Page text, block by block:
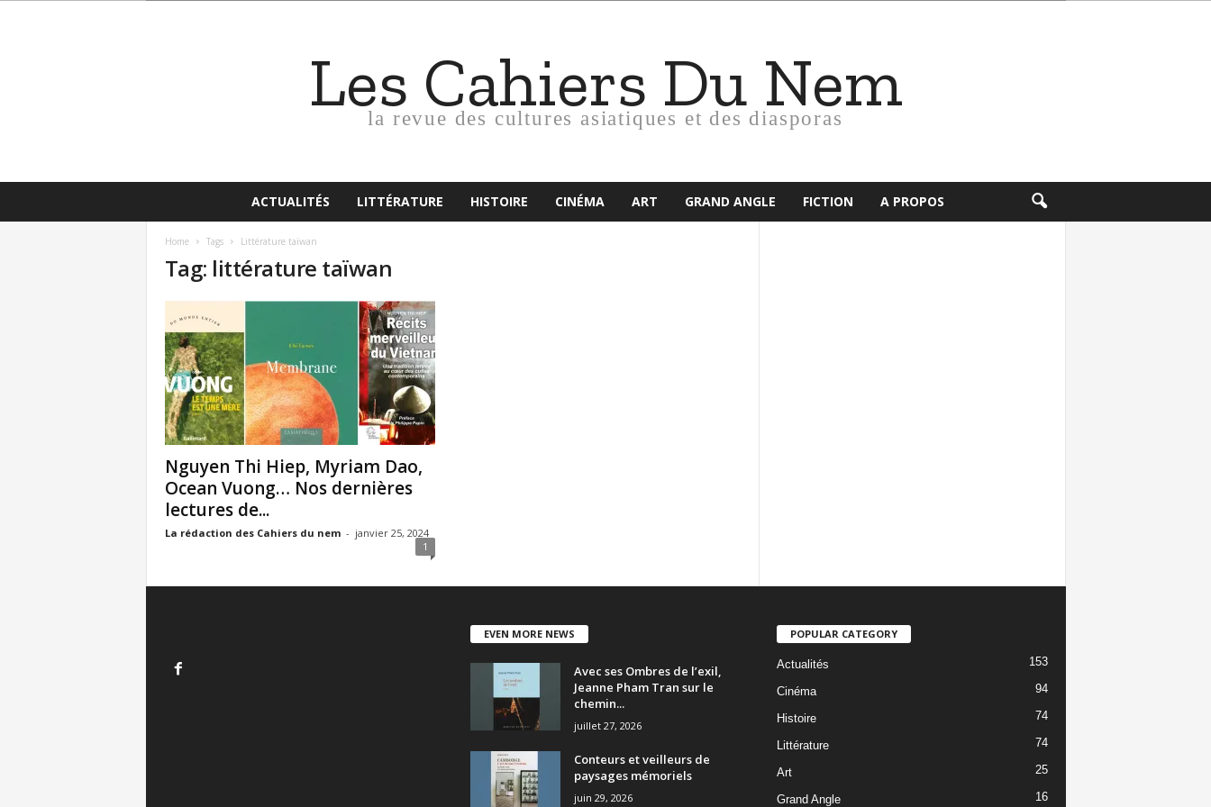
Les Cahiers Du Nem
la revue des cultures asiatiques et des diasporas
ACTUALITÉS LITTÉRATURE HISTOIRE CINÉMA ART GRAND ANGLE FICTION A PROPOS
Home Tags Littérature taïwan
Tag: littérature taïwan
Nguyen Thi Hiep, Myriam Dao,
Ocean Vuong… Nos dernières
lectures de...
La rédaction des Cahiers du nem - janvier 25, 2024
1
EVEN MORE NEWS
Avec ses Ombres de l’exil,
Jeanne Pham Tran sur le
chemin...
juillet 27, 2026
Conteurs et veilleurs de
paysages mémoriels
juin 29, 2026
POPULAR CATEGORY
Actualités 153
Cinéma 94
Histoire 74
Littérature 74
Art 25
Grand Angle 16